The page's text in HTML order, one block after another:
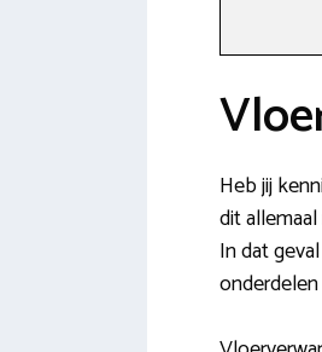
Heb jij
dit
In dat